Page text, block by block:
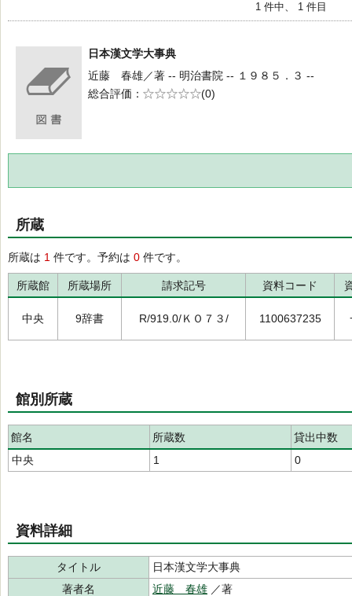
1 件中、 1 件目
日本漢文学大事典
近藤 春雄／著 -- 明治書院 -- １９８５．３ --
総合評価
5段階評価
(0)
所蔵
所蔵は 1 件です。予約は 0 件です。
所蔵館 所蔵場所 請求記号 資料コード
中央 9辞書 R/919.0/ＫＯ７３/ 1100637235
館別所蔵
館名 所蔵数
貸出中数
中央
1 0
資料詳細
タイトル
日本漢文学大事典
著者名
近藤 春雄 ／著